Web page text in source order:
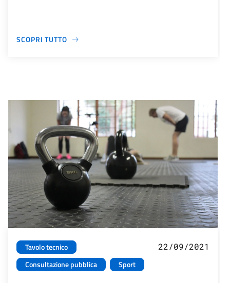
SCOPRI TUTTO
Tavolo tecnico
Consultazione pubblica
Sport
22/09/2021